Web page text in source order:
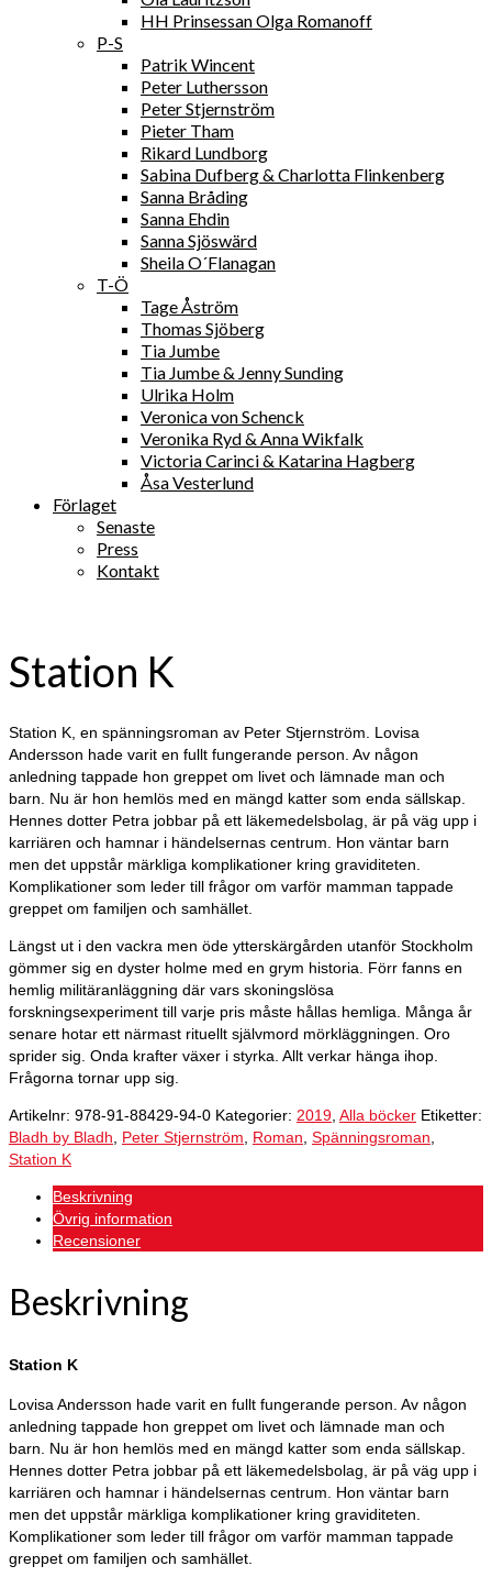
HH Prinsessan Olga Romanoff
P-S
Patrik Wincent
Peter Luthersson
Peter Stjernström
Pieter Tham
Rikard Lundborg
Sabina Dufberg & Charlotta Flinkenberg
Sanna Bråding
Sanna Ehdin
Sanna Sjöswärd
Sheila O´Flanagan
T-Ö
Tage Åström
Thomas Sjöberg
Tia Jumbe
Tia Jumbe & Jenny Sunding
Ulrika Holm
Veronica von Schenck
Veronika Ryd & Anna Wikfalk
Victoria Carinci & Katarina Hagberg
Åsa Vesterlund
Förlaget
Senaste
Press
Kontakt
Station K
Station K, en spänningsroman av Peter Stjernström. Lovisa
Andersson hade varit en fullt fungerande person. Av någon
anledning tappade hon greppet om livet och lämnade man och
barn. Nu är hon hemlös med en mängd katter som enda sällskap.
Hennes dotter Petra jobbar på ett läkemedelsbolag, är på väg upp i
karriären och hamnar i händelsernas centrum. Hon väntar barn
men det uppstår märkliga komplikationer kring graviditeten.
Komplikationer som leder till frågor om varför mamman tappade
greppet om familjen och samhället.
Längst ut i den vackra men öde ytterskärgården utanför Stockholm
gömmer sig en dyster holme med en grym historia. Förr fanns en
hemlig militäranläggning där vars skoningslösa
forskningsexperiment till varje pris måste hållas hemliga. Många år
senare hotar ett närmast rituellt självmord mörkläggningen. Oro
sprider sig. Onda krafter växer i styrka. Allt verkar hänga ihop.
Frågorna tornar upp sig.
Artikelnr: 978-91-88429-94-0 Kategorier: 2019 Alla böcker Etiketter:
Bladh by Bladh
Peter Stjernström Roman Spänningsroman
Station K
Beskrivning
Övrig information
Recensioner
Beskrivning
Station K
Lovisa Andersson hade varit en fullt fungerande person. Av någon
anledning tappade hon greppet om livet och lämnade man och
barn. Nu är hon hemlös med en mängd katter som enda sällskap.
Hennes dotter Petra jobbar på ett läkemedelsbolag, är på väg upp i
karriären och hamnar i händelsernas centrum. Hon väntar barn
men det uppstår märkliga komplikationer kring graviditeten.
Komplikationer som leder till frågor om varför mamman tappade
greppet om familjen och samhället.